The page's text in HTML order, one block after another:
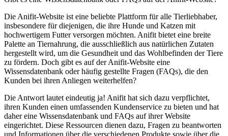
Die⁣ Anifit-Website ist eine beliebte Plattform für ​alle Tierliebhaber,
insbesondere für diejenigen, die ihre Hunde‍ und Katzen mit
hochwertigem Futter versorgen möchten. Anifit bietet eine breite
⁤Palette⁤ an Tiernahrung, die ausschließlich⁤ aus natürlichen Zutaten
hergestellt wird, um die​ Gesundheit und ⁤das Wohlbefinden der Tiere
zu fördern. Doch gibt es auf der Anifit-Website eine
Wissensdatenbank⁣ oder ⁢häufig⁢ gestellte Fragen (FAQs), die den ​
Kunden bei​ ihren Anliegen weiterhelfen?
Die Antwort lautet eindeutig ja! Anifit hat sich dazu verpflichtet,
ihren Kunden‌ einen umfassenden Kundenservice zu bieten‍ und hat
daher eine Wissensdatenbank und ⁣FAQs auf ihrer Website
eingerichtet. ‍Diese Ressourcen dienen dazu, Fragen ⁤zu beantworten